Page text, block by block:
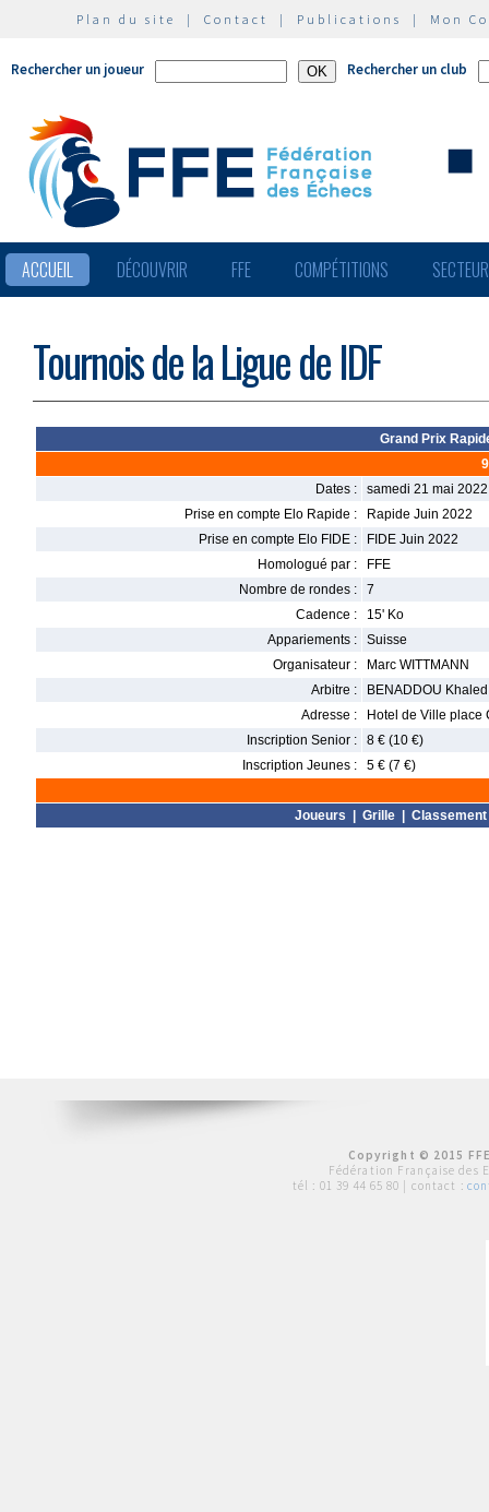
Plan du site | Contact | Publications | Mon
Rechercher un joueur Rechercher un club
ACCUEIL DÉCOUVRIR FFE COMPÉTITIONS
Tournois de la Ligue de IDF
Grand Prix
Dates :
samedi 21 mai
Prise en compte Elo Rapide :
Rapide Juin 2022
Prise en compte Elo FIDE :
FIDE Juin 2022
Homologué par :
FFE
Nombre de rondes :
7
Cadence :
15' Ko
Appariements :
Suisse
Organisateur :
Marc WITTMANN
Arbitre :
BENADDOU Khaled
Adresse :
Hotel de Ville place
Inscription Senior :
8 € (10 €)
Inscription Jeunes :
5 € (7 €)
Joueurs Grille Classement
Copyright © 2015
Fédération Française des
tél : 01 39 44 65 80 | contact :